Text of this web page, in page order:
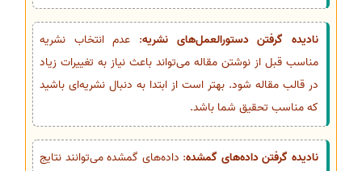
نادیده گرفتن دستورالعمل‌های نشریه: عدم انتخاب نشریه
مناسب قبل از نوشتن مقاله می‌تواند باعث نیاز به تغییرات زیاد
در قالب مقاله شود. بهتر است از ابتدا به دنبال نشریه‌ای باشید
که مناسب تحقیق شما باشد.
نادیده گرفتن داده‌های گمشده: داده‌های گمشده می‌توانند نتایج